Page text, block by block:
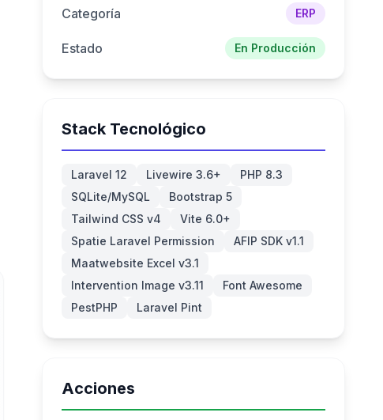
Categoría ERP
Estado En Producción
Stack Tecnológico
Laravel 12 Livewire 3.6+
PHP 8.3
SQLite/MySQL
Bootstrap 5
Tailwind CSS v4
Vite 6.0+
Spatie Laravel Permission
AFIP SDK v1.1
Maatwebsite Excel v3.1
Intervention Image v3.11
Font Awesome
PestPHP
Laravel Pint
Acciones